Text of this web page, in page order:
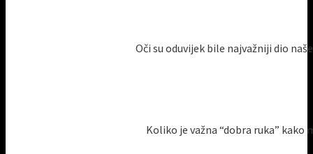
Oči su oduvijek bile najvažniji dio
Koliko je važna “dobra ruka”